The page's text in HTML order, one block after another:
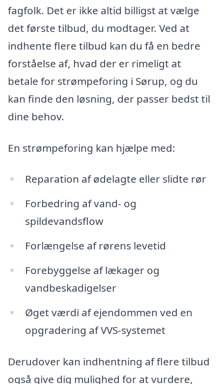
fagfolk. Det er ikke altid billigst at vælge
det første tilbud, du modtager. Ved at
indhente flere tilbud kan du få en bedre
forståelse af, hvad der er rimeligt at
betale for strømpeforing i Sørup, og du
kan finde den løsning, der passer bedst til
dine behov.
En strømpeforing kan hjælpe med:
Reparation af ødelagte eller slidte rør
Forbedring af vand- og
spildevandsflow
Forlængelse af rørens levetid
Forebyggelse af lækager og
vandbeskadigelser
Øget værdi af ejendommen ved en
opgradering af VVS-systemet
Derudover kan indhentning af flere tilbud
også give dig mulighed for at vurdere,